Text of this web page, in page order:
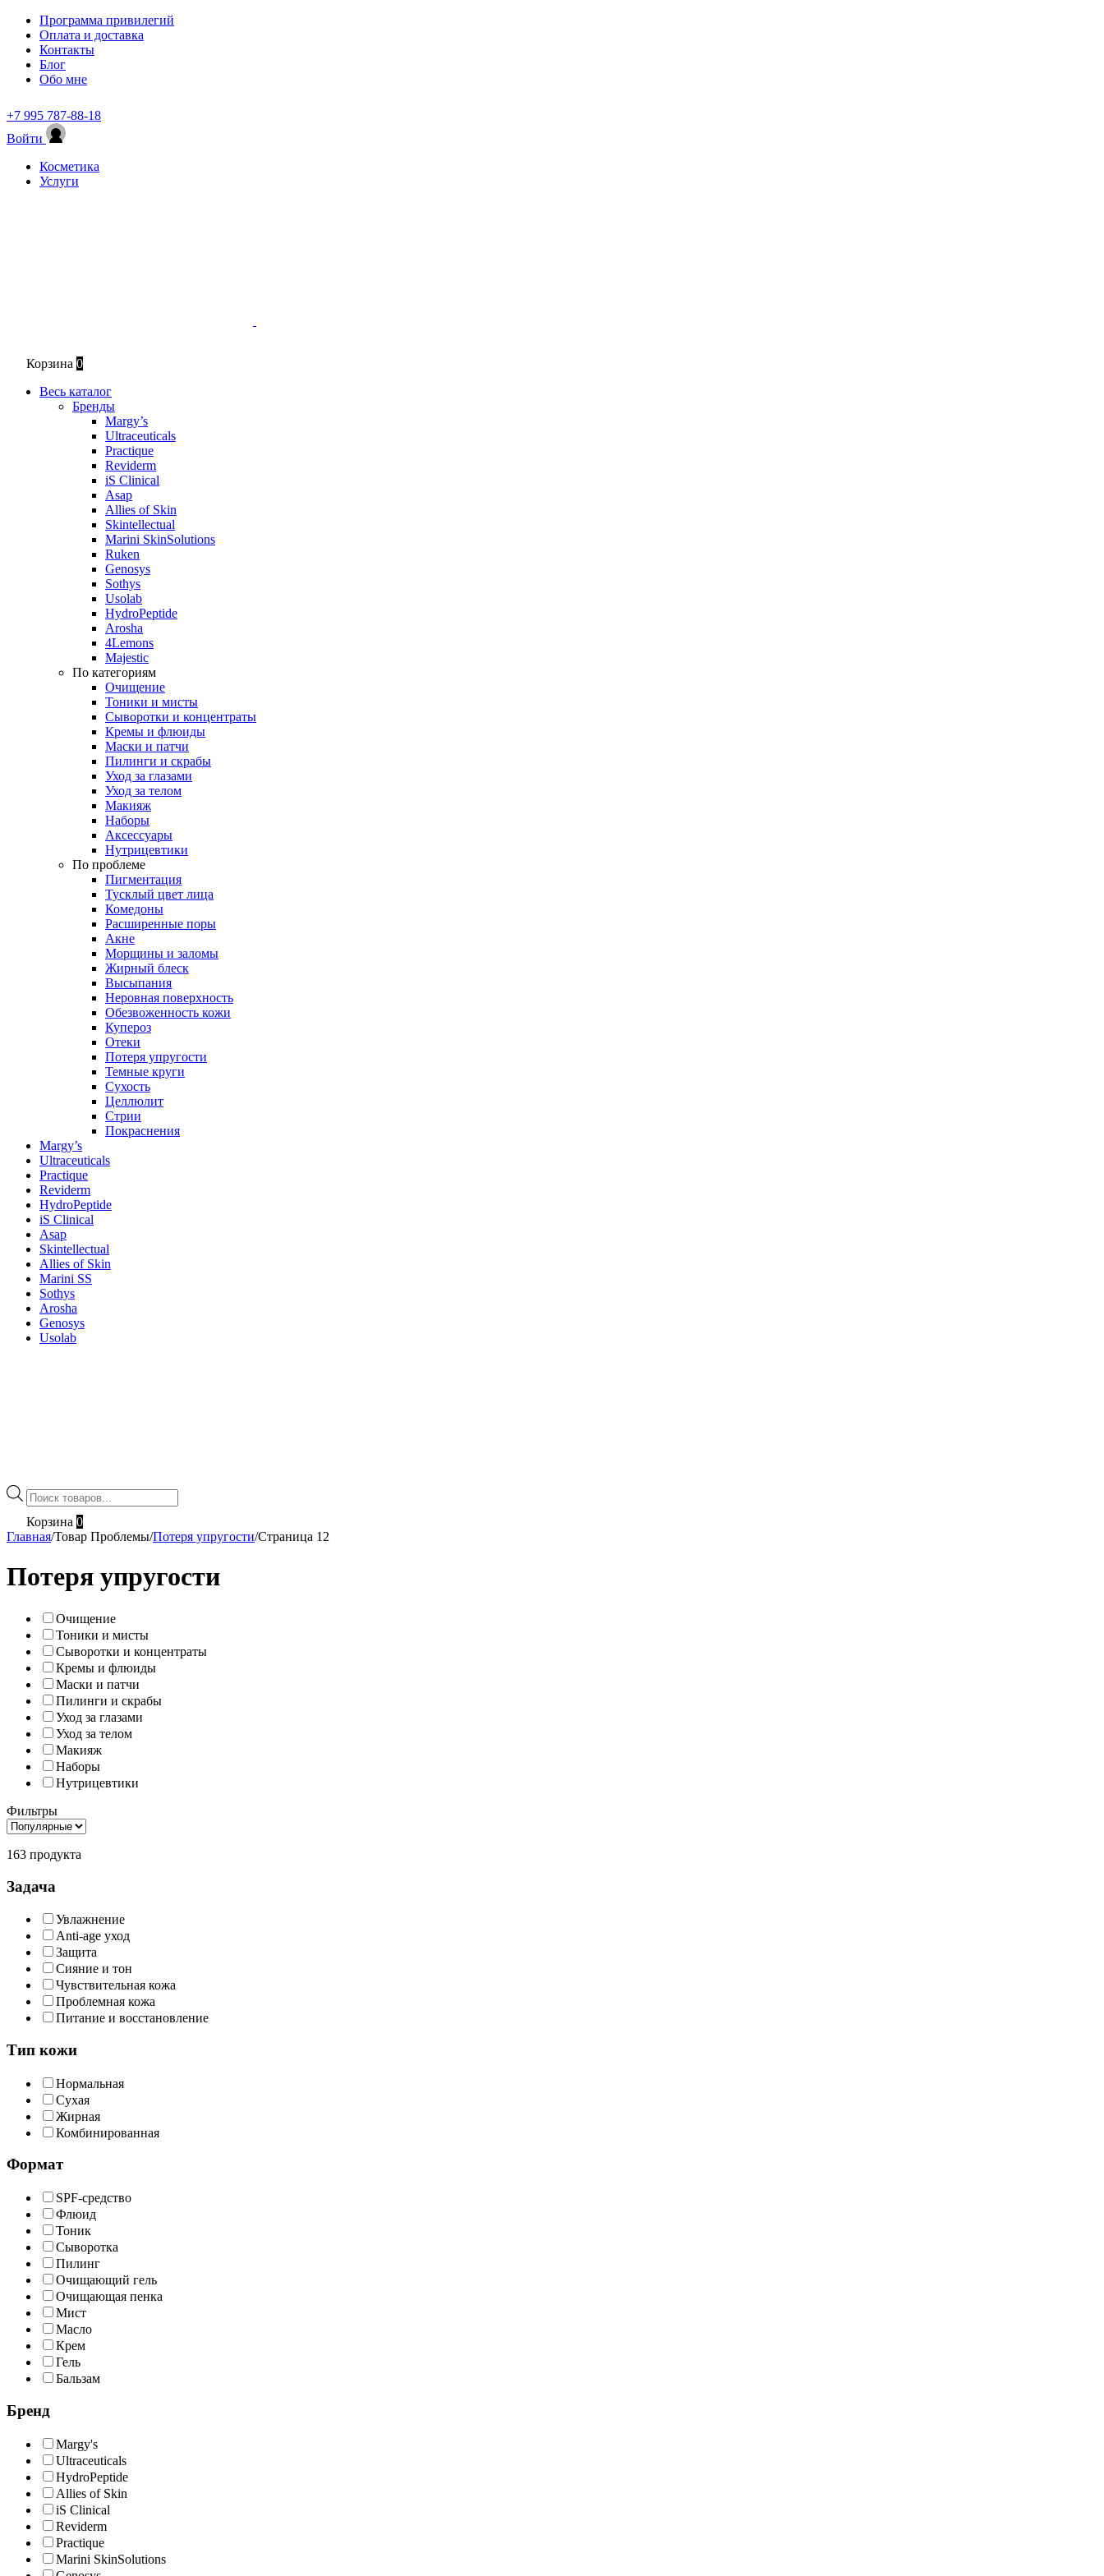
Программа привилегий
Оплата и доставка
Контакты
Блог
Обо мне
+7 995 787-88-18
Войти
Косметика
Услуги
Корзина 0
Весь каталог
Бренды
Margy’s
Ultraceuticals
Practique
Reviderm
iS Clinical
Asap
Allies of Skin
Skintellectual
Marini SkinSolutions
Ruken
Genosys
Sothys
Usolab
HydroPeptide
Arosha
4Lemons
Majestic
По категориям
Очищение
Тоники и мисты
Сыворотки и концентраты
Кремы и флюиды
Маски и патчи
Пилинги и скрабы
Уход за глазами
Уход за телом
Макияж
Наборы
Аксессуары
Нутрицевтики
По проблеме
Пигментация
Тусклый цвет лица
Комедоны
Расширенные поры
Акне
Морщины и заломы
Жирный блеск
Высыпания
Неровная поверхность
Обезвоженность кожи
Купероз
Отеки
Потеря упругости
Темные круги
Сухость
Целлюлит
Стрии
Покраснения
Margy’s
Ultraceuticals
Practique
Reviderm
HydroPeptide
iS Clinical
Asap
Skintellectual
Allies of Skin
Marini SS
Sothys
Arosha
Genosys
Usolab
Поиск
товаров
Корзина 0
Главная/Товар Проблемы/Потеря упругости/Страница 12
Потеря упругости
Очищение
Тоники и мисты
Сыворотки и концентраты
Кремы и флюиды
Маски и патчи
Пилинги и скрабы
Уход за глазами
Уход за телом
Макияж
Наборы
Нутрицевтики
Фильтры
163 продукта
Задача
Увлажнение
Anti-age уход
Защита
Сияние и тон
Чувствительная кожа
Проблемная кожа
Питание и восстановление
Тип кожи
Нормальная
Сухая
Жирная
Комбинированная
Формат
SPF-средство
Флюид
Тоник
Сыворотка
Пилинг
Очищающий гель
Очищающая пенка
Мист
Масло
Крем
Гель
Бальзам
Бренд
Margy's
Ultraceuticals
HydroPeptide
Allies of Skin
iS Clinical
Reviderm
Practique
Marini SkinSolutions